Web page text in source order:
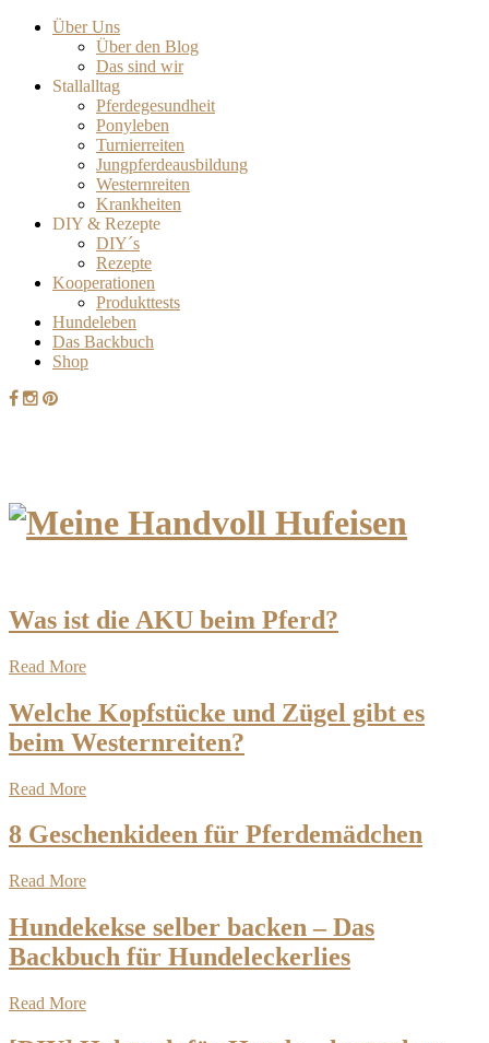
Über Uns
Über den Blog
Das sind wir
Stallalltag
Pferdegesundheit
Ponyleben
Turnierreiten
Jungpferdeausbildung
Westernreiten
Krankheiten
DIY & Rezepte
DIY´s
Rezepte
Kooperationen
Produkttests
Hundeleben
Das Backbuch
Shop
Was ist die AKU beim Pferd?
Read More
Welche Kopfstücke und Zügel gibt es
beim Westernreiten?
Read More
8 Geschenkideen für Pferdemädchen
Read More
Hundekekse selber backen – Das
Backbuch für Hundeleckerlies
Read More